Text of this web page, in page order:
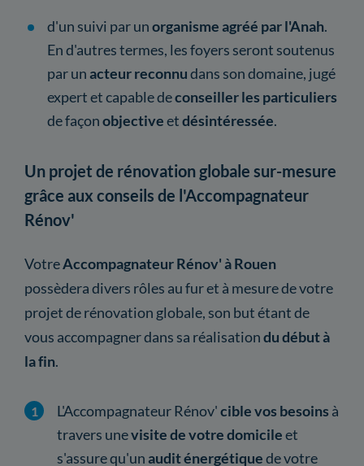
d'un suivi par unorganisme agréé par l'Anah.
En d'autres termes, les foyers seront soutenus
par unacteur reconnudans son domaine, jugé
expert et capable deconseiller les particuliers
de façonobjectiveetdésintéressée.
Un projet de rénovation globale sur-mesure
grâce aux conseils de l'Accompagnateur
Rénov'
VotreAccompagnateur Rénov' à Rouen
possèdera divers rôles au fur et à mesure de votre
projet de rénovation globale, son but étant de
vous accompagner dans sa réalisationdu début à
la fin.
L'Accompagnateur Rénov'cible vos besoins à
travers unevisite de votre domicileet
s'assure qu'unaudit énergétiquede votre